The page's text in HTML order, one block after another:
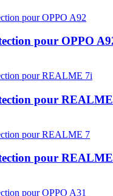
pour OPPO
pour
pour